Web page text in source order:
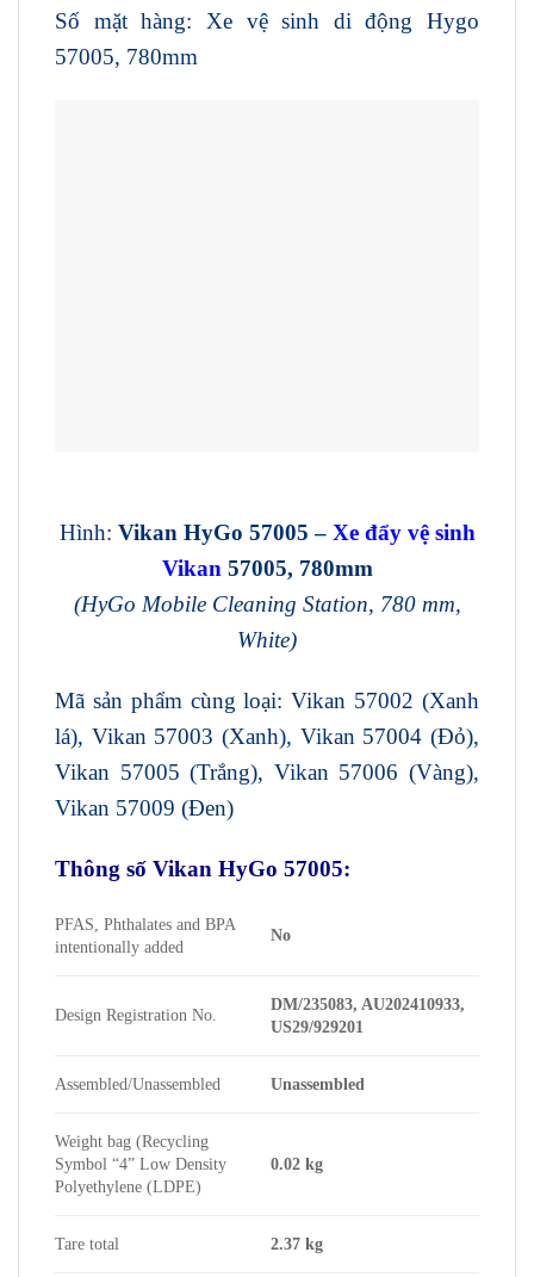
Số mặt hàng: Xe vệ sinh di động Hygo
57005, 780mm
Hình: Vikan HyGo 57005 – Xe đẩy vệ sinh
Vikan57005, 780mm
(HyGo Mobile Cleaning Station, 780 mm,
White)
Mã sản phẩm cùng loại: Vikan 57002 (Xanh
lá), Vikan 57003 (Xanh), Vikan 57004 (Đỏ),
Vikan 57005 (Trắng), Vikan 57006 (Vàng),
Vikan 57009 (Đen)
Thông số Vikan HyGo 57005:
PFAS, Phthalates and BPA
intentionally added
No
Design Registration No.
DM/235083, AU202410933,
US29/929201
Assembled/Unassembled Unassembled
Weight bag (Recycling
Symbol “4” Low Density
Polyethylene (LDPE)
0.02 kg
Tare total 2.37 kg